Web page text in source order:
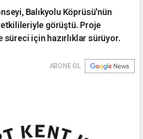
Balıkyolu Köprüsü'nün
görüştü. Proje
süreci için hazırlıklar sürüyor.
ABONE OL